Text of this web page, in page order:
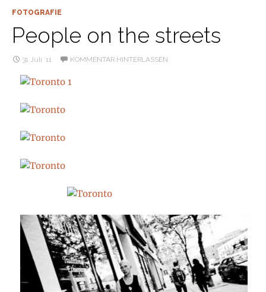
FOTOGRAFIE
People on the streets
31 Juli ’11 KOMMENTAR HINTERLASSEN